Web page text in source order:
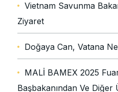
Vietnam Savunma
Ziyaret
Doğaya Can, Vatana
MALİ BAMEX 2025
Başbakanından Ve